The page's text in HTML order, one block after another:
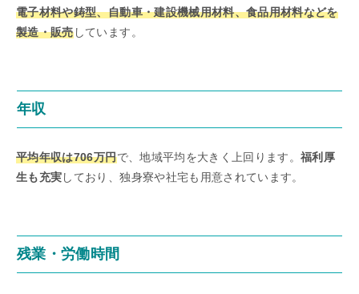
電子材料や鋳型、自動車・建設機械用材料、食品用材料などを
製造・販売しています。
年収
平均年収は706万円で、地域平均を大きく上回ります。福利厚
生も充実しており、独身寮や社宅も用意されています。
残業・労働時間